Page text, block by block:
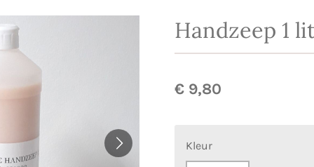
Handzeep 1
€ 9,80
Kleur